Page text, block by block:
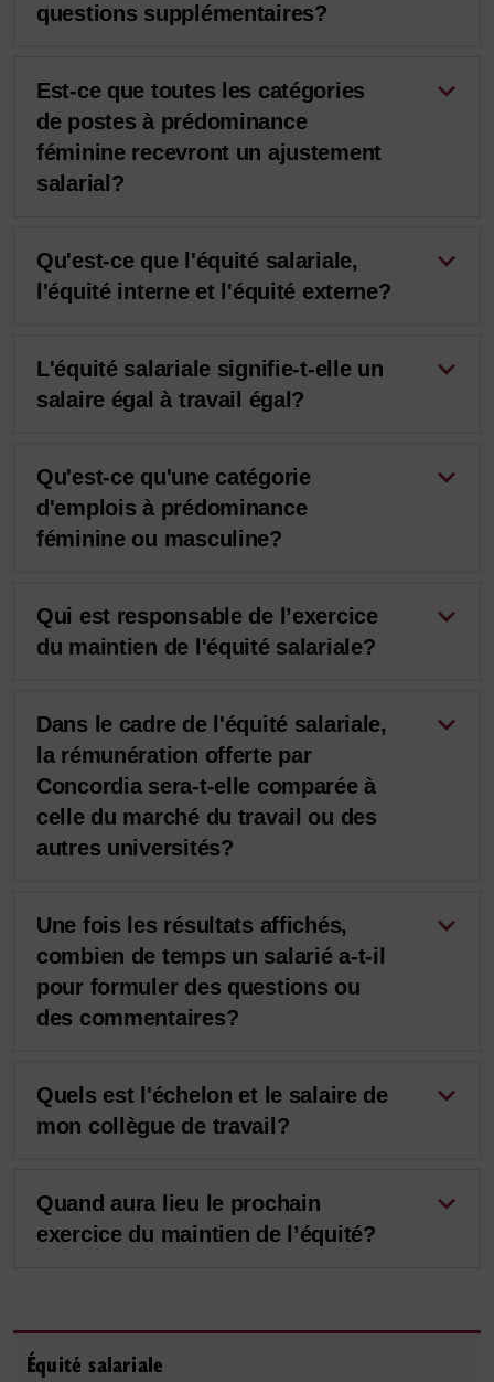
questions supplémentaires?
Est-ce que toutes les catégories
de postes à prédominance
féminine recevront un ajustement
salarial?
Qu'est-ce que l'équité salariale,
l'équité interne et l'équité externe?
L'équité salariale signifie-t-elle un
salaire égal à travail égal?
Qu'est-ce qu'une catégorie
d'emplois à prédominance
féminine ou masculine?
Qui est responsable de l’exercice
du maintien de l'équité salariale?
Dans le cadre de l'équité salariale,
la rémunération offerte par
Concordia sera-t-elle comparée à
celle du marché du travail ou des
autres universités?
Une fois les résultats affichés,
combien de temps un salarié a-t-il
pour formuler des questions ou
des commentaires?
Quels est l'échelon et le salaire de
mon collègue de travail?
Quand aura lieu le prochain
exercice du maintien de l’équité?
Équité salariale